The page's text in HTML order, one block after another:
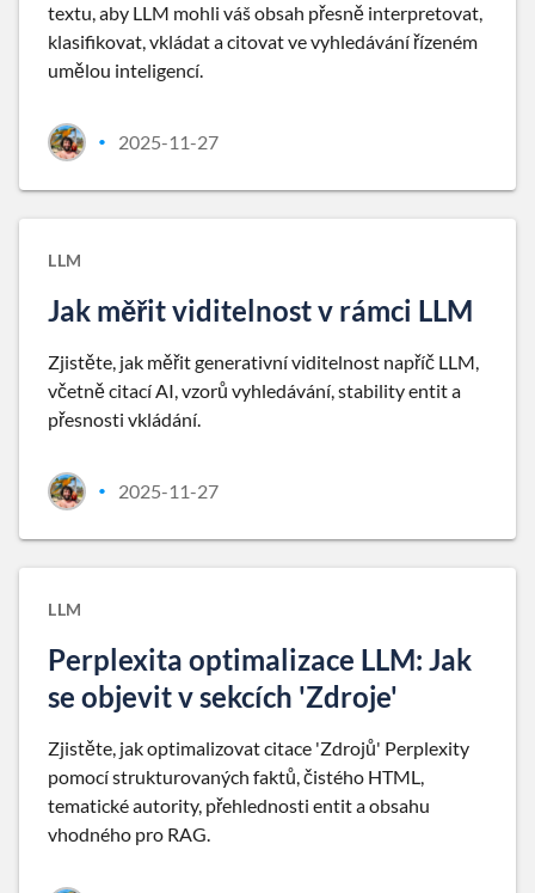
textu, aby LLM mohli váš obsah přesně interpretovat,
klasifikovat, vkládat a citovat ve vyhledávání řízeném
umělou inteligencí.
• 2025-11-27
LLM
Jak měřit viditelnost v rámci LLM
Zjistěte, jak měřit generativní viditelnost napříč LLM,
včetně citací AI, vzorů vyhledávání, stability entit a
přesnosti vkládání.
• 2025-11-27
LLM
Perplexita optimalizace LLM: Jak
se objevit v sekcích 'Zdroje'
Zjistěte, jak optimalizovat citace 'Zdrojů' Perplexity
pomocí strukturovaných faktů, čistého HTML,
tematické autority, přehlednosti entit a obsahu
vhodného pro RAG.